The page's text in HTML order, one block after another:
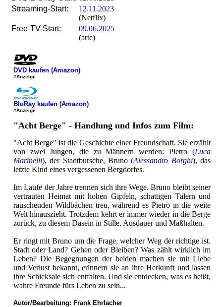
Streaming-Start:
12.11.2023
(Netflix)
Free-TV-Start:
09.06.2025
(arte)
DVD kaufen (Amazon)
#Anzeige
BluRay kaufen (Amazon)
#Anzeige
"Acht Berge" - Handlung und Infos zum Film:
"Acht Berge" ist die Geschichte einer Freundschaft. Sie erzählt
von zwei Jungen, die zu Männern werden: Pietro (Luca
Marinelli), der Stadtbursche, Bruno (Alessandro Borghi), das
letzte Kind eines vergessenen Bergdorfes.
Im Laufe der Jahre trennen sich ihre Wege. Bruno bleibt seiner
vertrauten Heimat mit hohen Gipfeln, schattigen Tälern und
rauschenden Wildbächen treu, während es Pietro in die weite
Welt hinauszieht. Trotzdem kehrt er immer wieder in die Berge
zurück, zu diesem Dasein in Stille, Ausdauer und Maßhalten.
Er ringt mit Bruno um die Frage, welcher Weg der richtige ist.
Stadt oder Land? Gehen oder Bleiben? Was zählt wirklich im
Leben? Die Begegnungen der beiden machen sie mit Liebe
und Verlust bekannt, erinnern sie an ihre Herkunft und lassen
ihre Schicksale sich entfalten. Und sie entdecken, was es heißt,
wahre Freunde fürs Leben zu sein...
Autor/Bearbeitung: Frank Ehrlacher